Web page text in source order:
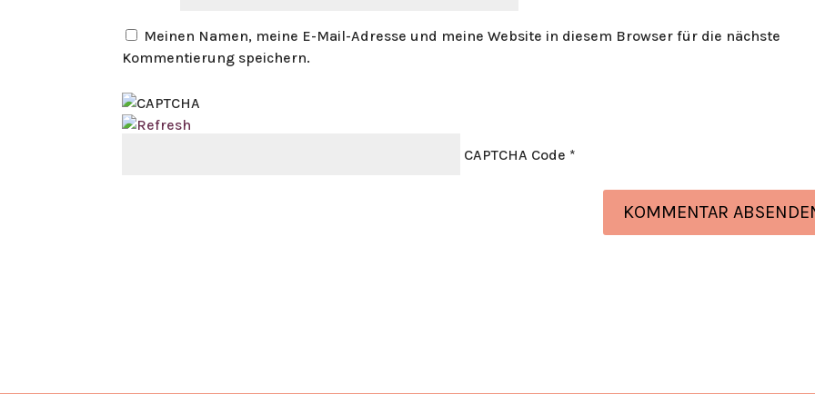
Meinen Namen, meine E-Mail-Adresse und meine Website in diesem Browser für die nächste
Kommentierung speichern.
CAPTCHA Code *